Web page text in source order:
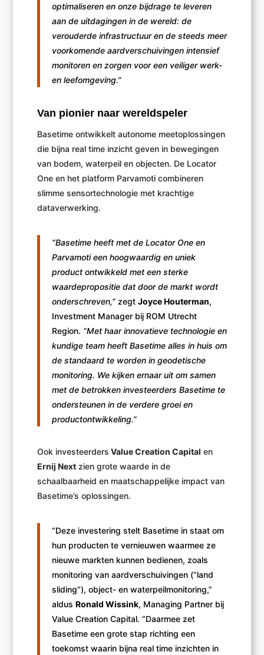
optimaliseren en onze bijdrage te leveren
aan de uitdagingen in de wereld: de
verouderde infrastructuur en de steeds meer
voorkomende aardverschuivingen intensief
monitoren en zorgen voor een veiliger werk-
en leefomgeving.”
Van pionier naar wereldspeler
Basetime ontwikkelt autonome meetoplossingen
die bijna real time inzicht geven in bewegingen
van bodem, waterpeil en objecten. De Locator
One en het platform Parvamoti combineren
slimme sensortechnologie met krachtige
dataverwerking.
“Basetime heeft met de Locator One en
Parvamoti een hoogwaardig en uniek
product ontwikkeld met een sterke
waardepropositie dat door de markt wordt
onderschreven,” zegt Joyce Houterman,
Investment Manager bij ROM Utrecht
Region. “Met haar innovatieve technologie en
kundige team heeft Basetime alles in huis om
de standaard te worden in geodetische
monitoring. We kijken ernaar uit om samen
met de betrokken investeerders Basetime te
ondersteunen in de verdere groei en
productontwikkeling.”
Ook investeerders ValueCreation Capital en
Ernij Nextzien grote waarde in de
schaalbaarheid en maatschappelijke impact van
Basetime’s oplossingen.
“Deze investering stelt Basetime in staat om
hun producten te vernieuwen waarmee ze
nieuwe markten kunnen bedienen, zoals
monitoring van aardverschuivingen (“land
sliding”), object- en waterpeilmonitoring,”
aldus Ronald Wissink, Managing Partner bij
Value Creation Capital. “Daarmee zet
Basetime een grote stap richting een
toekomst waarin bijna real time inzichten in